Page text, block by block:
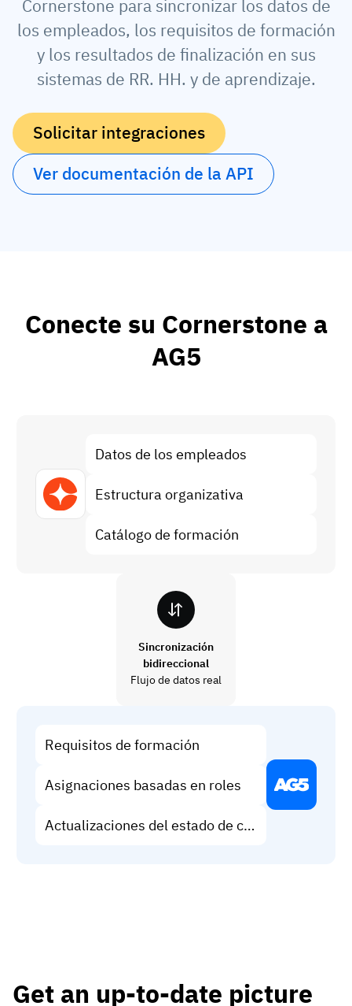
Perfil del empleado
Historial de formación
Certificados y licencias
App de cualificaciones en planta
Cumplimiento
Información
Análisis de brechas de habilidades
Previsión y tendencias
Por roles
Coordinador de formación
Responsable de operaciones
Responsable de TIC
Auditor
Alimentos
Intersnack
JDE Coffee
Syngenta
Química
Embalaje
Deja de perseguir, empieza a automatizar
con AG5 Workflows
Éxito del cliente
Base de conocimientos
Estado de AG5
Enviar una pregunta
Empresa
Cornerstone para sincronizar los datos de
los empleados, los requisitos de formación
y los resultados de finalización en sus
sistemas de RR. HH. y de aprendizaje.
Solicitar integraciones
Ver documentación de la API
Conecte su Cornerstone a
AG5
Datos de los empleados
Estructura organizativa
Catálogo de formación
Sincronización
bidireccional
Flujo de datos real
Requisitos de formación
Asignaciones basadas en roles
Actualizaciones del estado de certificación
Get an up-to-date picture